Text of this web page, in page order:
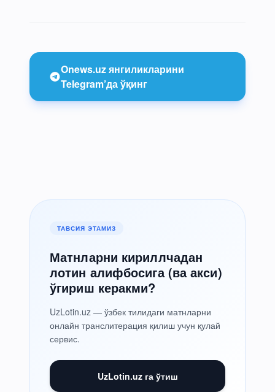
Onews.uz янгиликларини
Telegram’да ўқинг
ТАВСИЯ ЭТАМИЗ
Матнларни кириллчадан
лотин алифбосига (ва акси)
ўгириш керакми?
UzLotin.uz — ўзбек тилидаги матнларни
онлайн транслитерация қилиш учун қулай
сервис.
UzLotin.uz га ўтиш